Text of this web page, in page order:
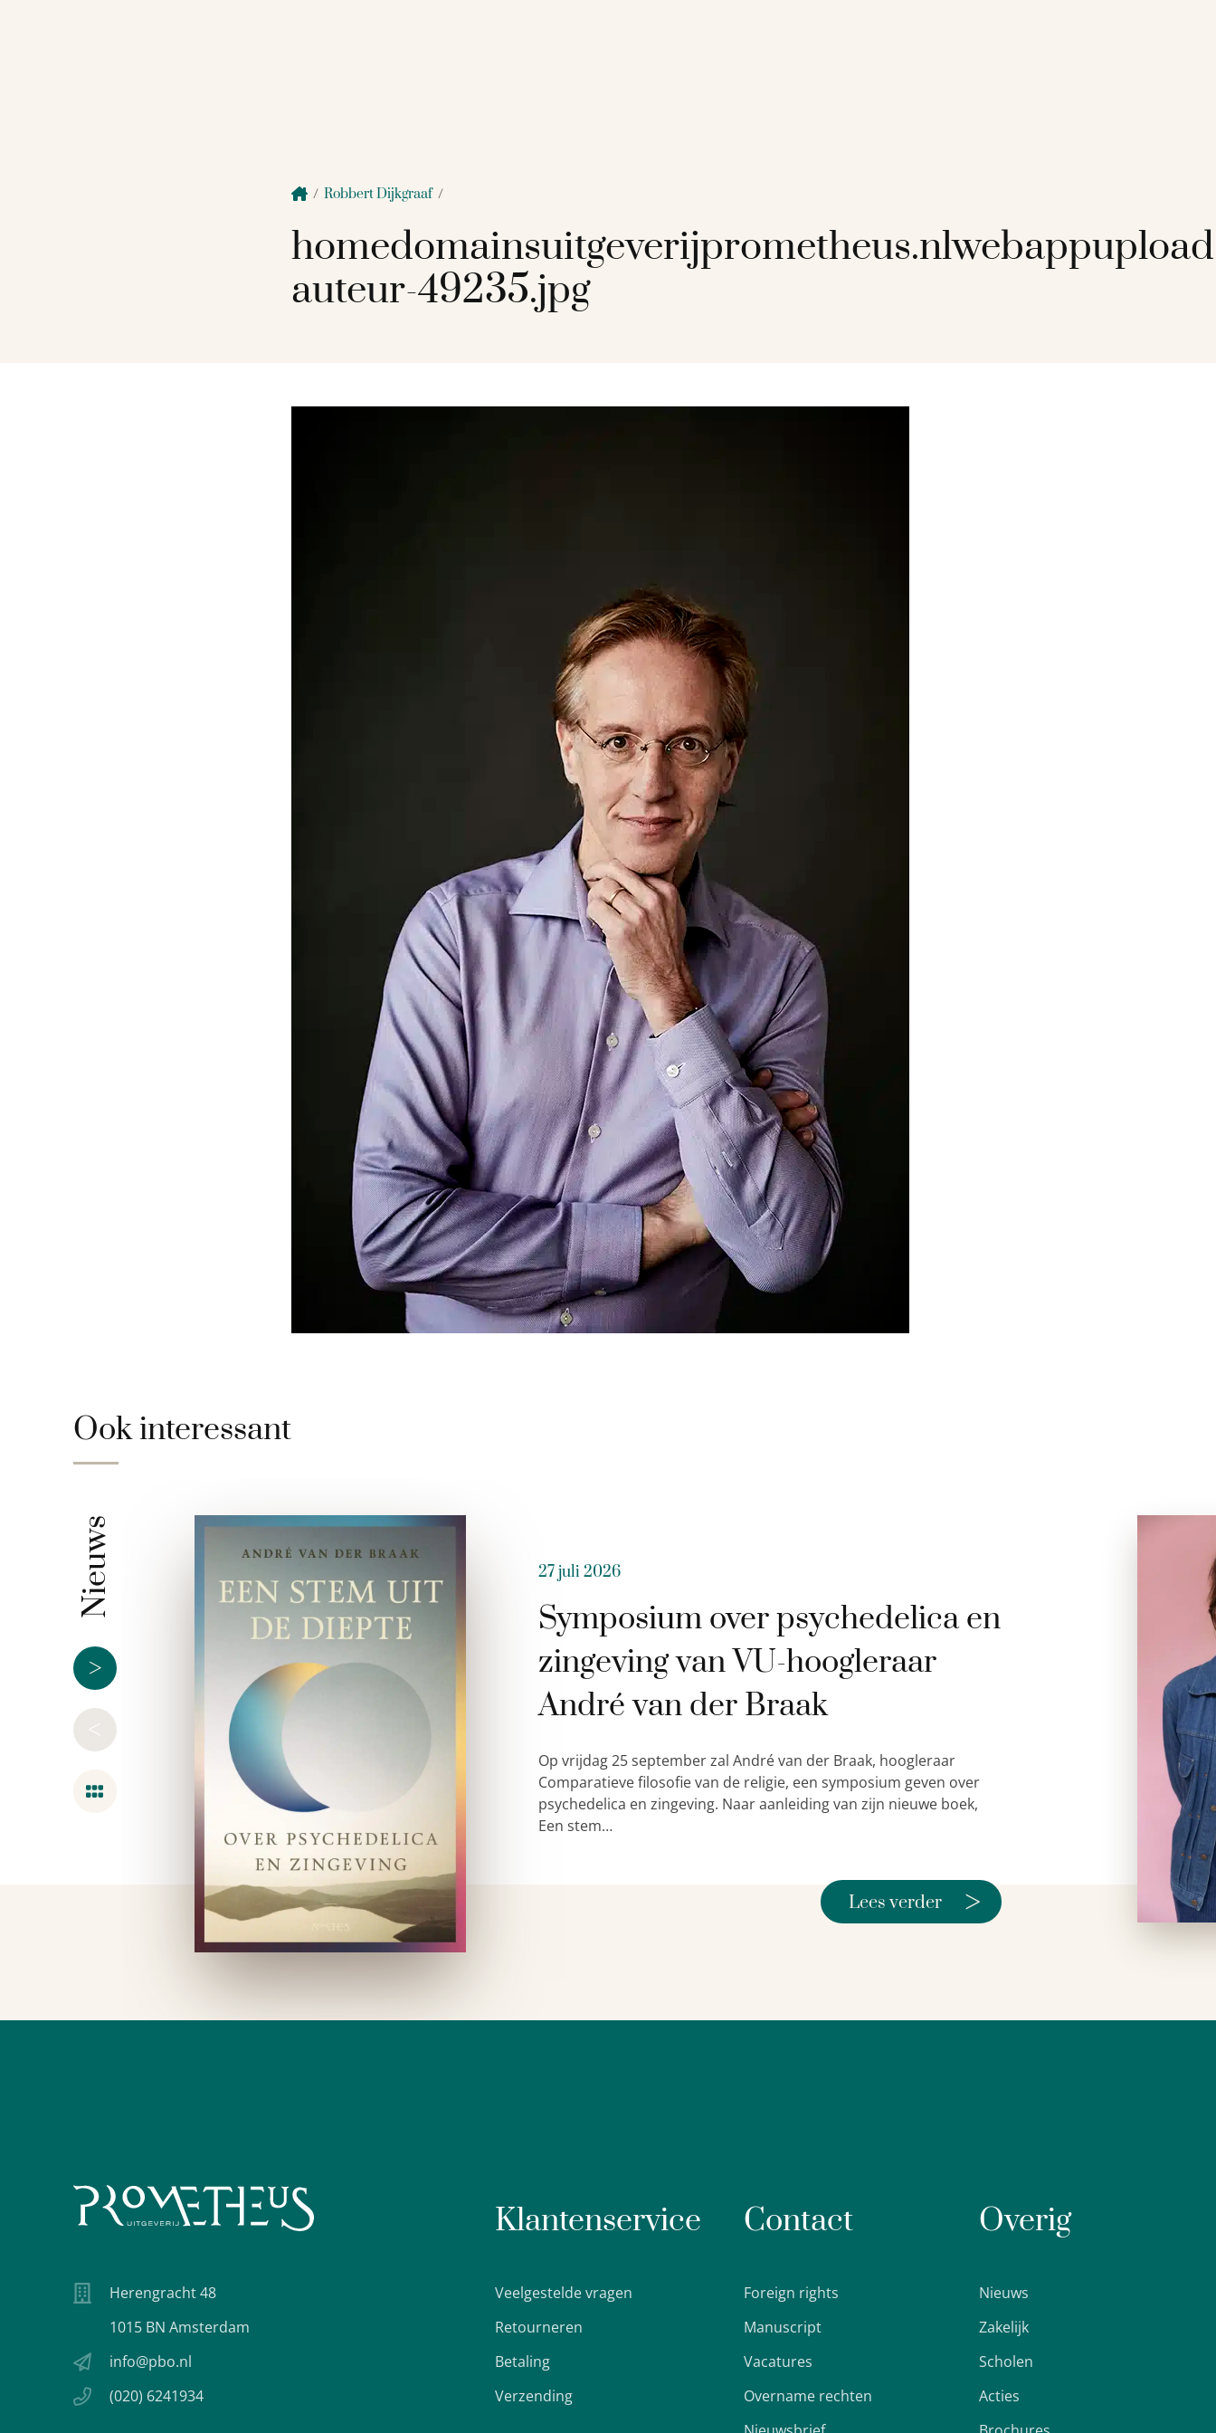
/ Robbert Dijkgraaf/
auteur-49235.jpg
Ook interessant
Nieuws
>
<
27 juli 2026
Symposium over psychedelica en
zingeving van VU-hoogleraar
André van der Braak
Op vrijdag 25 september zal André van der Braak, hoogleraar
Comparatieve filosofie van de religie, een symposium geven over
psychedelica en zingeving. Naar aanleiding van zijn nieuwe boek,
Een stem…
Lees verder >
Herengracht 48
1015 BN Amsterdam
info@pbo.nl
(020) 6241934
Klantenservice
Veelgestelde vragen
Retourneren
Betaling
Verzending
Contact
Foreign rights
Manuscript
Vacatures
Overname rechten
Overig
Nieuws
Zakelijk
Scholen
Acties